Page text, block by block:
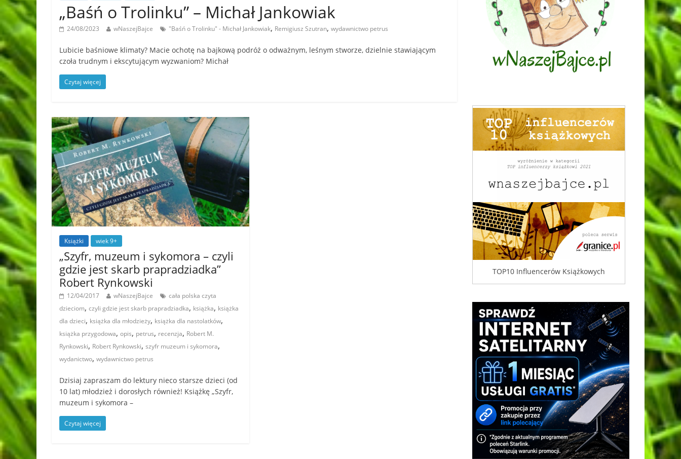
„Baśń o Trolinku” – Michał Jankowiak
24/08/2023 wNaszejBajce "Baśń o Trolinku" - Michał Jankowiak, Remigiusz Szutran, wydawnictwo petrus
Lubicie baśniowe klimaty? Macie ochotę na bajkową podróż o odważnym, leśnym stworze, dzielnie stawiającym
czoła trudnym i ekscytującym wyzwaniom? Michał
Czytaj więcej
Książki wiek 9+
„Szyfr, muzeum i sykomora – czyli
gdzie jest skarb prapradziadka”
Robert Rynkowski
12/04/2017 wNaszejBajce
cała polska czyta
dzieciom, czyli gdzie jest skarb prapradziadka, książka, książka
dla dzieci, książka dla młodzieży, książka dla nastolatków,
książka przygodowa, opis, petrus, recenzja, Robert M.
Rynkowski, Robert Rynkowski, szyfr muzeum i sykomora,
wydanictwo, wydawnictwo petrus
Dzisiaj zapraszam do lektury nieco starsze dzieci (od
10 lat) młodzież i dorosłych również! Książkę „Szyfr,
muzeum i sykomora –
Czytaj więcej
TOP10 Influencerów Książkowych